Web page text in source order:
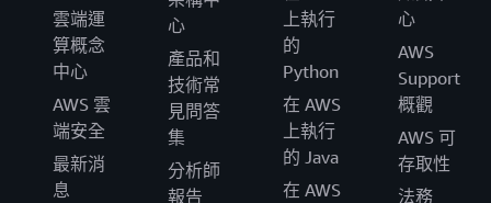
雲端運
算概念
中心
AWS 雲
端安全
最新消
息
心
產品和
技術常
見問答
集
分析師
報告
上執行
的
Python
在 AWS
上執行
的 Java
在 AWS
心
AWS
Support
概觀
AWS 可
存取性
法務